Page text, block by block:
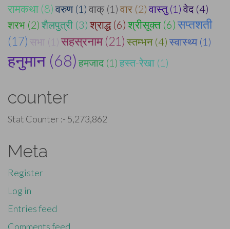
रामकथा (8) वरुण (1) वाक् (1) वार (2) वास्तु (1) वेद (4)
शरभ (2) शैलपुत्री (3) श्राद्ध (6) श्रीसूक्त (6) सप्तशती
(17) सभा (1) सहस्रनाम (21) स्तम्भन (4) स्वास्थ्य (1)
हनुमान (68) हमजाद (1) हस्त-रेखा (1)
counter
Stat Counter :- 5,273,862
Meta
Register
Log in
Entries feed
Comments feed